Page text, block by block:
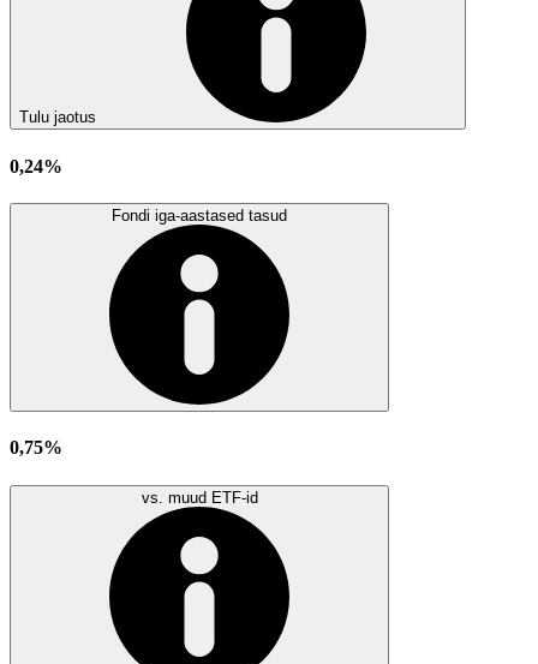
Tulu jaotus
0,24%
Fondi iga-aastased tasud
0,75%
vs. muud ETF-id